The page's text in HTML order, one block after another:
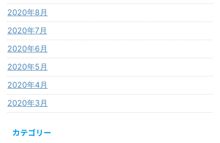
2020年8月
2020年7月
2020年6月
2020年5月
2020年4月
2020年3月
カテゴリー